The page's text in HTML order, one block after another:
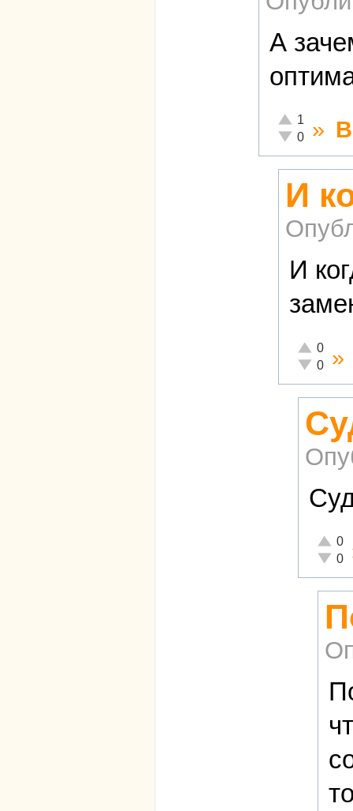
А
Отлично!
1
Неадекватно!
0 »
И
И
Отлично!
0
0 »
0
0